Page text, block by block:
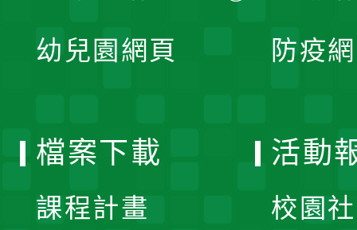
開
幼兒園網頁 防疫
檔案下載
課程計畫
活動
校園